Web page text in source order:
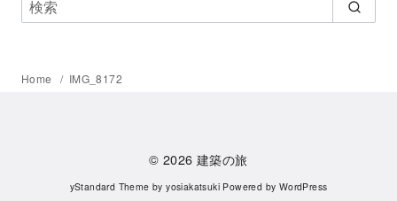
Home IMG_8172
© 2026建築の旅
yStandard Theme byyosiakatsuki Powered by WordPress